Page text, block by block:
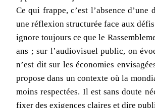
Ce qui frappe, c’est l’absence
une réflexion structurée face aux
ignore toujours ce que le
ans ; sur l’audiovisuel public, on
n’est dit sur les économies
propose dans un contexte où la
moins respectées. Il est sans doute
fixer des exigences claires et dire